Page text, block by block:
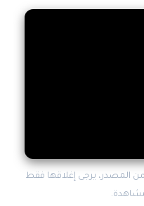
المصدر، يرجى إغلاقها فقط